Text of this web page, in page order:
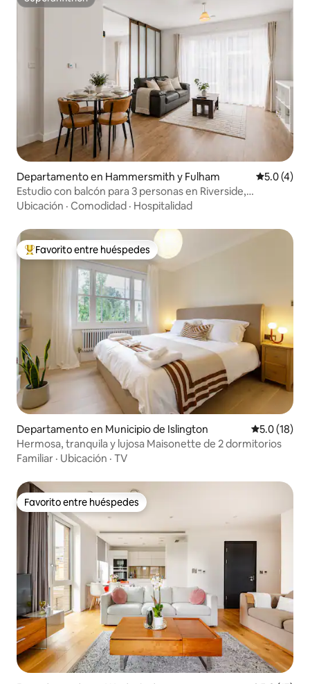
Superanfitrión
Departamento en Hammersmith y Fulham
5.0 (4)
Estudio con balcón para 3 personas en Riverside,
Manhattan
Ubicación · Comodidad · Hospitalidad
De los mejores en Favorito entre huéspedes
Favorito entre huéspedes
Departamento en Municipio de Islington Calificación
5.0 (18)
Hermosa, tranquila y lujosa Maisonette de 2 dormitorios
Familiar · Ubicación · TV
Favorito entre huéspedes
Favorito entre huéspedes